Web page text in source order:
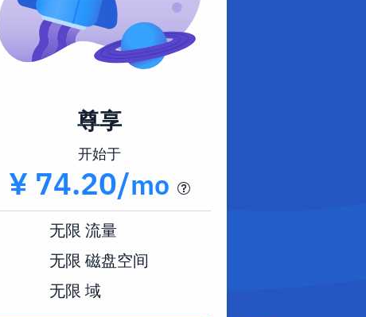
尊享
开始于
¥ 74.20/mo
无限 流量
无限 磁盘空间
无限 域